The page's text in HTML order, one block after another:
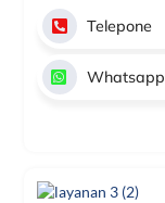
Telepone
Whatsapp